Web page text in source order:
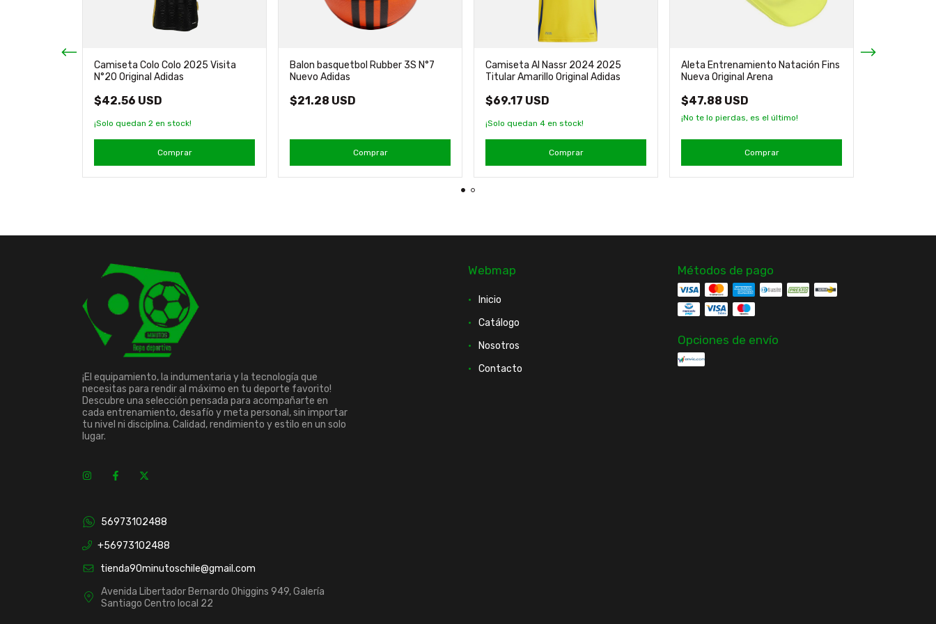
Camiseta Colo Colo 2025 Visita
N°20 Original Adidas
$42.56 USD
¡Solo quedan 2 en stock!
Comprar
Balon basquetbol Rubber 3S N°7
Nuevo Adidas
$21.28 USD
Comprar
Camiseta Al Nassr 2024 2025
Titular Amarillo Original Adidas
$69.17 USD
¡Solo quedan 4 en stock!
Comprar
Aleta Entrenamiento Natación Fins
Nueva Original Arena
$47.88 USD
¡No te lo pierdas, es el último!
Comprar
¡El equipamiento, la indumentaria y la tecnología que
necesitas para rendir al máximo en tu deporte favorito!
Descubre una selección pensada para acompañarte en
cada entrenamiento, desafío y meta personal, sin importar
tu nivel ni disciplina. Calidad, rendimiento y estilo en un solo
lugar.
56973102488
+56973102488
tienda90minutoschile@gmail.com
Avenida Libertador Bernardo Ohiggins 949, Galería
Santiago Centro local 22
Webmap
Inicio
Catálogo
Nosotros
Contacto
Métodos de pago
Opciones de envío